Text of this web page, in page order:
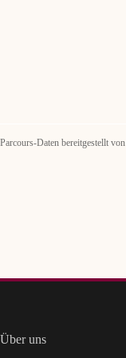
Parcours-Daten bereitgestellt von
Über uns